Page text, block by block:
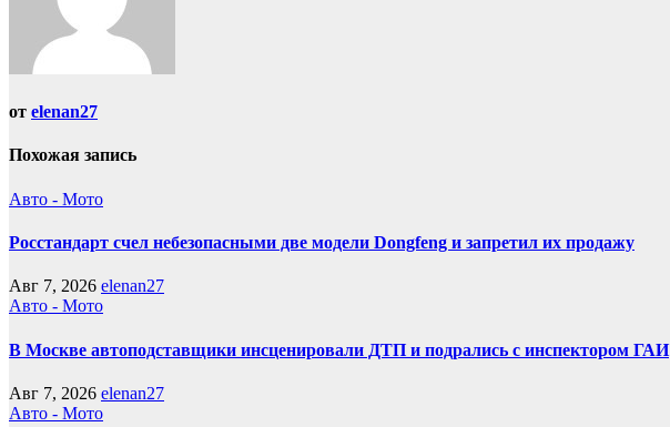
от elenan27
Похожая запись
Авто - Мото
Росстандарт счел небезопасными две модели Dongfeng и запретил их продажу
Авг 7, 2026 elenan27
Авто - Мото
В Москве автоподставщики инсценировали ДТП и подрались с инспектором ГАИ
Авг 7, 2026 elenan27
Авто - Мото